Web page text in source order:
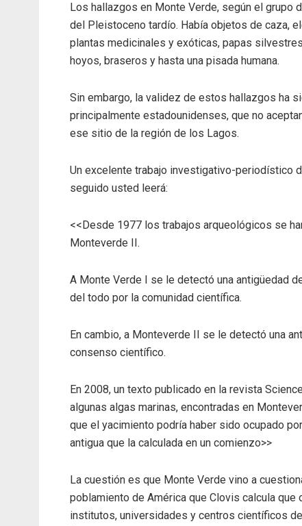
Los hallazgos en Monte Verde, según el
del Pleistoceno tardío. Había objetos de caza,
plantas medicinales y exóticas, papas
hoyos, braseros y hasta una pisada humana.
Sin embargo, la validez de estos hallazgos ha
principalmente estadounidenses, que no
ese sitio de la región de los Lagos.
Un excelente trabajo investigativo-periodístico
seguido usted leerá:
<<Desde 1977 los trabajos arqueológicos se
Monteverde II.
A Monte Verde I se le detectó una antigüedad
del todo por la comunidad científica.
En cambio, a Monteverde II se le detectó una
consenso científico.
En 2008, un texto publicado en la revista
algunas algas marinas, encontradas en
que el yacimiento podría haber sido ocupado
antigua que la calculada en un comienzo>>
La cuestión es que Monte Verde vino a
poblamiento de América que Clovis calcula que
institutos, universidades y centros científicos